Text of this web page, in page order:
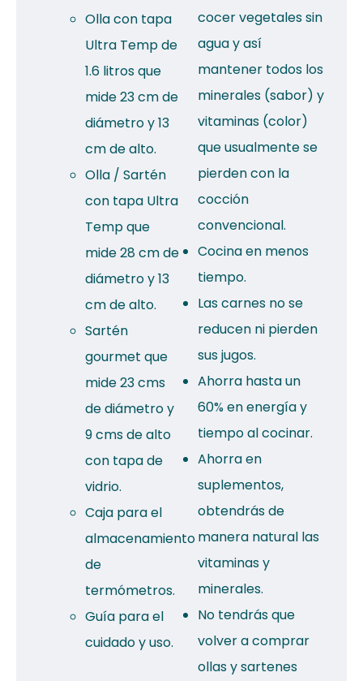
Olla con tapa
Ultra Temp de
1.6 litros que
mide 23 cm de
diámetro y 13
cm de alto.
Olla / Sartén
con tapa Ultra
Temp que
mide 28 cm de
diámetro y 13
cm de alto.
Sartén
gourmet que
mide 23 cms
de diámetro y
9 cms de alto
con tapa de
vidrio.
Caja para el
almacenamiento
de
termómetros.
Guía para el
cuidado y uso.
cocer vegetales sin
agua y así
mantener todos los
minerales (sabor) y
vitaminas (color)
que usualmente se
pierden con la
cocción
convencional.
Cocina en menos
tiempo.
Las carnes no se
reducen ni pierden
sus jugos.
Ahorra hasta un
60% en energía y
tiempo al cocinar.
Ahorra en
suplementos,
obtendrás de
manera natural las
vitaminas y
minerales.
No tendrás que
volver a comprar
ollas y sartenes